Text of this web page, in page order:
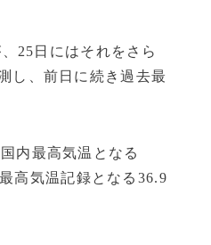
25日にはそれをさら
し、前日に続き過去最
内最高気温となる
高気温記録となる36.9